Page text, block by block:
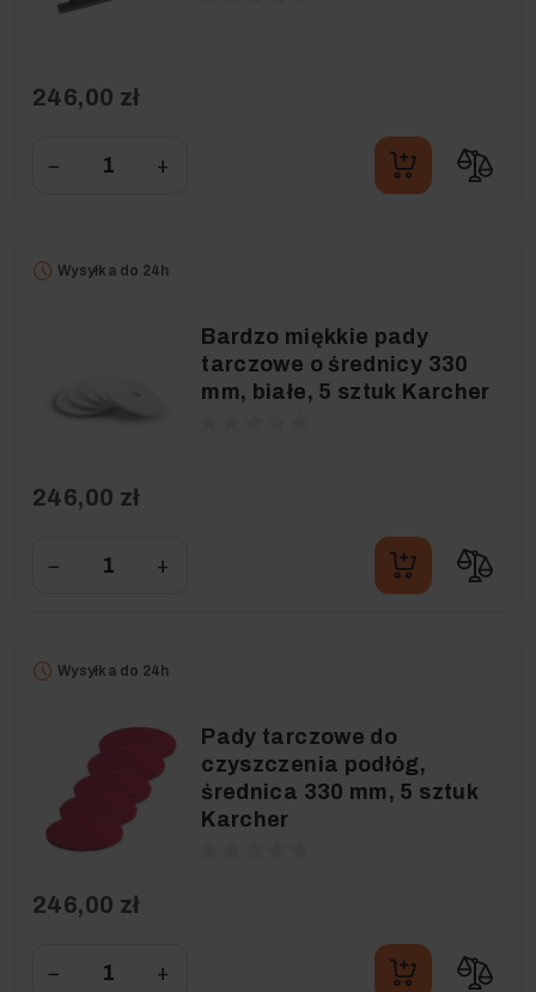
246,00 zł
− +
Wysyłka do 24h
Bardzo miękkie pady
tarczowe o średnicy 330
mm, białe, 5 sztuk Karcher
246,00 zł
− +
Wysyłka do 24h
Pady tarczowe do
czyszczenia podłóg,
średnica 330 mm, 5 sztuk
Karcher
246,00 zł
− +